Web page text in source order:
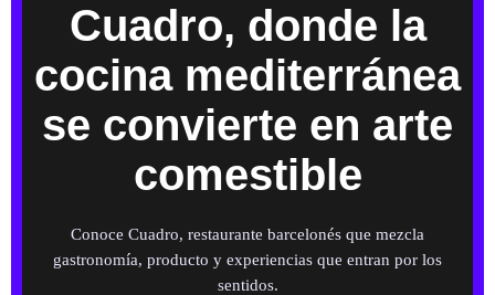
Cuadro, donde la
cocina mediterránea
se convierte en arte
comestible
Conoce Cuadro, restaurante barcelonés que mezcla
gastronomía, producto y experiencias que entran por los
sentidos.